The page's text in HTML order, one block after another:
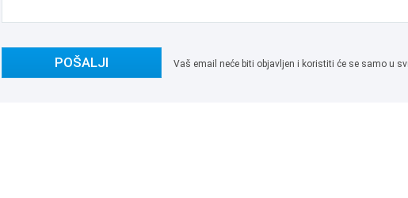
POŠALJI Vaš email neće biti objavljen i koristiti će se samo u